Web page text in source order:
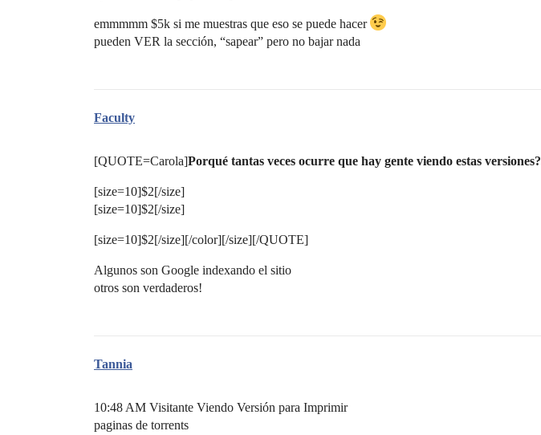
emmmmm $5k si me muestras que eso se puede hacer
pueden VER la sección, “sapear” pero no bajar nada
Faculty
[QUOTE=Carola]Porqué tantas veces ocurre que hay gente viendo estas versiones?
[size=10]$2[/size]
[size=10]$2[/size]
[size=10]$2[/size][/color][/size][/QUOTE]
Algunos son Google indexando el sitio
otros son verdaderos!
Tannia
10:48 AM Visitante Viendo Versión para Imprimir
paginas de torrents